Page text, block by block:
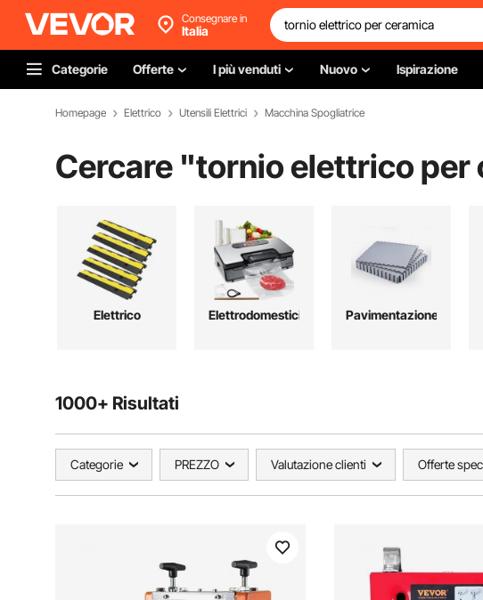
Consegnare in
Italia
Categorie Offerte I più venduti Nuovo Ispirazione
Homepage Elettrico Utensili Elettrici Macchina Spogliatrice
Cercare "tornio elettrico per
Elettrico Elettrodomestici Pavimentazione
1000+ Risultati
Categorie PREZZO Valutazione clienti Offerte